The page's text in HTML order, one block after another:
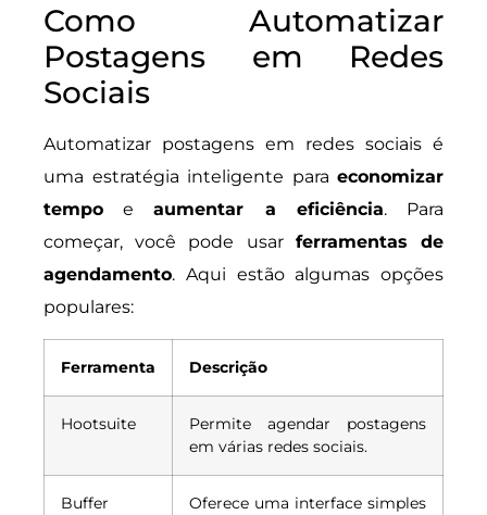
Como Automatizar
Postagens em Redes
Sociais
Automatizar postagens em redes sociais é
uma estratégia inteligente para economizar
tempo eaumentar a eficiência. Para
começar, você pode usar ferramentas de
agendamento. Aqui estão algumas opções
populares:
Ferramenta Descrição
Hootsuite
Permite agendar postagens
em várias redes sociais.
Buffer
Oferece uma interface simples